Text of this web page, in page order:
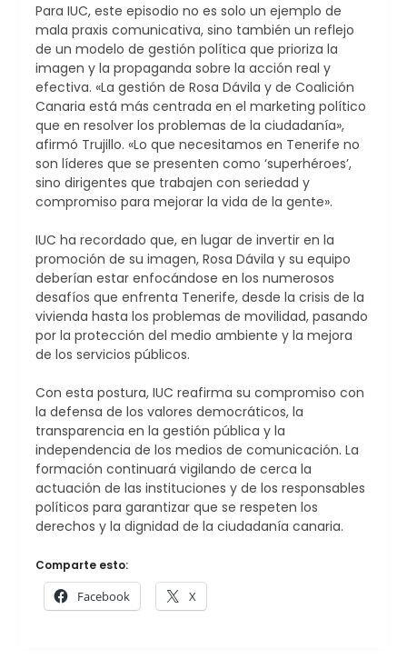
Para IUC, este episodio no es solo un ejemplo de
mala praxis comunicativa, sino también un reflejo
de un modelo de gestión política que prioriza la
imagen y la propaganda sobre la acción real y
efectiva. «La gestión de Rosa Dávila y de Coalición
Canaria está más centrada en el marketing político
que en resolver los problemas de la ciudadanía»,
afirmó Trujillo. «Lo que necesitamos en Tenerife no
son líderes que se presenten como ‘superhéroes’,
sino dirigentes que trabajen con seriedad y
compromiso para mejorar la vida de la gente».
IUC ha recordado que, en lugar de invertir en la
promoción de su imagen, Rosa Dávila y su equipo
deberían estar enfocándose en los numerosos
desafíos que enfrenta Tenerife, desde la crisis de la
vivienda hasta los problemas de movilidad, pasando
por la protección del medio ambiente y la mejora
de los servicios públicos.
Con esta postura, IUC reafirma su compromiso con
la defensa de los valores democráticos, la
transparencia en la gestión pública y la
independencia de los medios de comunicación. La
formación continuará vigilando de cerca la
actuación de las instituciones y de los responsables
políticos para garantizar que se respeten los
derechos y la dignidad de la ciudadanía canaria.
Comparte esto:
Facebook X